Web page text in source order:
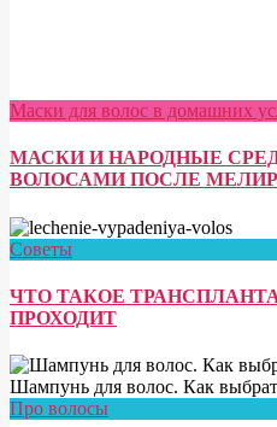
Маски для волос в домашних
МАСКИ И НАРОДНЫЕ
ВОЛОСАМИ ПОСЛЕ
Советы
ЧТО ТАКОЕ
ПРОХОДИТ
Про волосы